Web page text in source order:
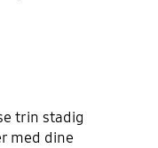
trin stadig
med dine